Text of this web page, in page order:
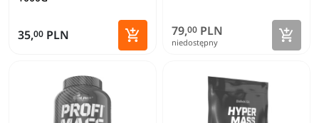
35,00 PLN 
Dodaj do koszyka
79,00 PLN
niedostępny 